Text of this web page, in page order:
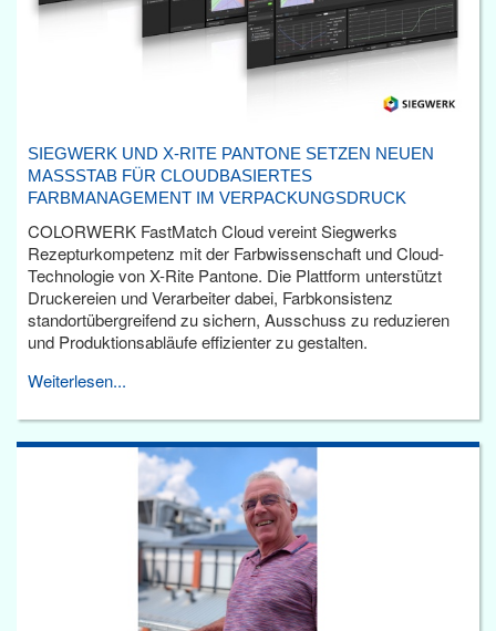
SIEGWERK UND X-RITE PANTONE SETZEN NEUEN
MASSSTAB FÜR CLOUDBASIERTES F
ARBMANAGEMENT IM VERPACKUNGSDRUCK
COLORWERK FastMatch Cloud vereint Siegwerks
Rezepturkompetenz mit der Farbwissenschaft und Cloud-
Technologie von X-Rite Pantone. Die Plattform unterstützt
Druckereien und Verarbeiter dabei, Farbkonsistenz
standortübergreifend zu sichern, Ausschuss zu reduzieren
und Produktionsabläufe effizienter zu gestalten.
Weiterlesen...